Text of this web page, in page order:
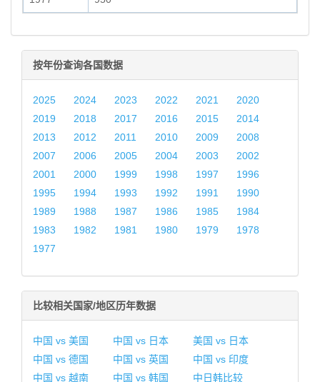
按年份查询各国数据
2025 2024 2023 2022 2021
2020
2019
2018 2017 2016 2015
2014
2013
2012 2011 2010 2009
2008
2007
2006 2005 2004 2003
2002
2001
2000 1999 1998 1997
1996
1995
1994 1993 1992 1991
1990
1989
1988 1987 1986 1985
1984
1983
1982 1981 1980 1979
1978
1977
比较相关国家/地区历年数据
中国 vs 美国 中国 vs 日本
美国 vs 日本
中国 vs 德国
中国 vs 英国
中国 vs 印度
中国 vs 越南
中国 vs 韩国
中日韩比较